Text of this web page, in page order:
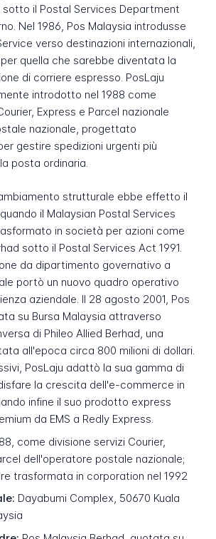
sotto il Postal Services Department
Nel 1986, Pos Malaysia introdusse
verso destinazioni internazionali,
quella che sarebbe diventata la
di corriere espresso. PosLaju
introdotto nel 1988 come
Express e Parcel nazionale
nazionale, progettato
gestire spedizioni urgenti più
posta ordinaria.
strutturale ebbe effetto il
il Malaysian Postal Services
in società per azioni come
sotto il Postal Services Act 1991.
da dipartimento governativo a
portò un nuovo quadro operativo
aziendale. Il 28 agosto 2001, Pos
su Bursa Malaysia attraverso
di Phileo Allied Berhad, una
all'epoca circa 800 milioni di dollari.
PosLaju adattò la sua gamma di
la crescita dell'e-commerce in
infine il suo prodotto express
da EMS a Redly Express.
come divisione servizi Courier,
dell'operatore postale nazionale;
trasformata in corporation nel 1992
Dayabumi Complex, 50670 Kuala